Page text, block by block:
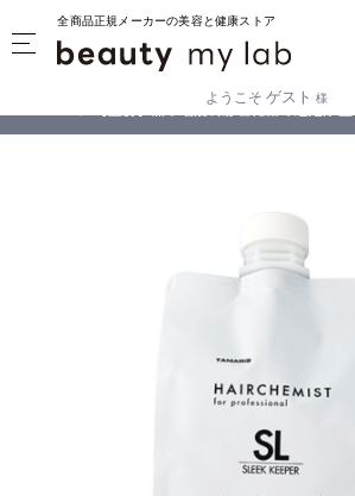
全商品正規メーカーの美容と健康ストア
ようこそ ゲスト 様
【重要】熊本地震の影響により遅延が生